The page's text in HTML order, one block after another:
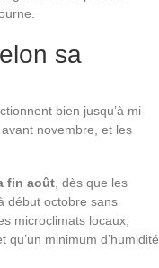
sa
bien jusqu’à mi-
novembre, et les
fin août , dès que les
début octobre sans
microclimats locaux,
minimum d’humidité